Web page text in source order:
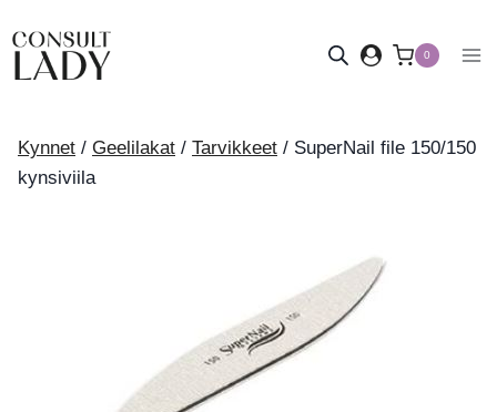
sisältöön
0
Kynnet / Geelilakat / Tarvikkeet / SuperNail file 150/150
kynsiviila